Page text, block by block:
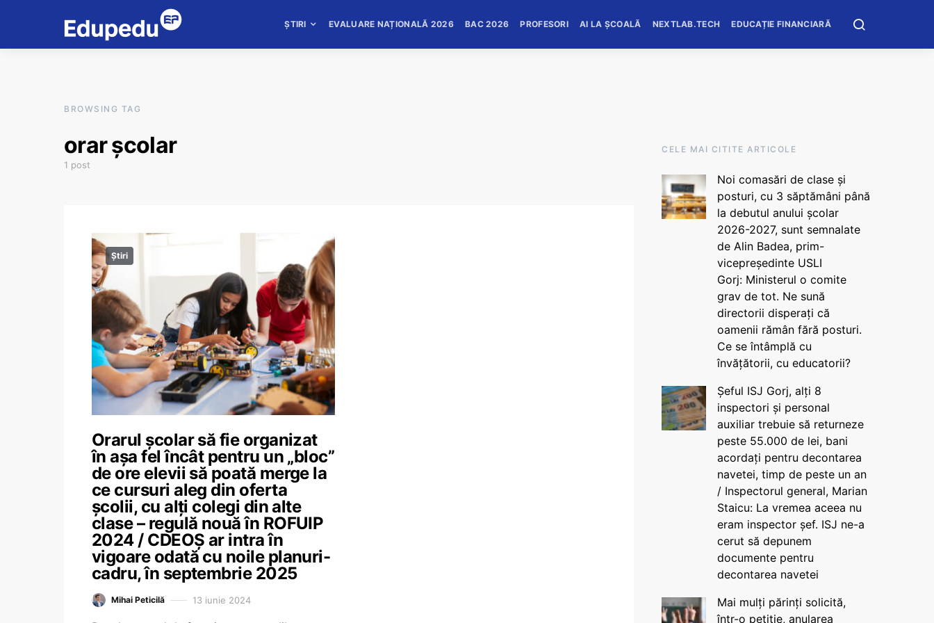
ȘTIRI EVALUARE NAȚIONALĂ 2026 BAC 2026 PROFESORI AI LA ȘCOALĂ NEXTLAB.TECH EDUCAȚIE FINANCIARĂ
BROWSING TAG
orar școlar
1 post
Știri
Orarul școlar să fie organizat
în așa fel încât pentru un „bloc”
de ore elevii să poată merge la
ce cursuri aleg din oferta
școlii, cu alți colegi din alte
clase – regulă nouă în ROFUIP
2024 / CDEOȘ ar intra în
vigoare odată cu noile planuri-
cadru, în septembrie 2025
Mihai Peticilă 13 iunie 2024
CELE MAI CITITE ARTICOLE
Noi comasări de clase și
posturi, cu 3 săptămâni până
la debutul anului școlar
2026-2027, sunt semnalate
de Alin Badea, prim-
vicepreședinte USLI
Gorj: Ministerul o comite
grav de tot. Ne sună
directorii disperați că
oamenii rămân fără posturi.
Ce se întâmplă cu
învățătorii, cu educatorii?
Șeful ISJ Gorj, alți 8
inspectori și personal
auxiliar trebuie să returneze
peste 55.000 de lei, bani
acordați pentru decontarea
navetei, timp de peste un an
/ Inspectorul general, Marian
Staicu: La vremea aceea nu
eram inspector șef. ISJ ne-a
cerut să depunem
documente pentru
decontarea navetei
Mai mulți părinți solicită,
într-o petiție, anularea